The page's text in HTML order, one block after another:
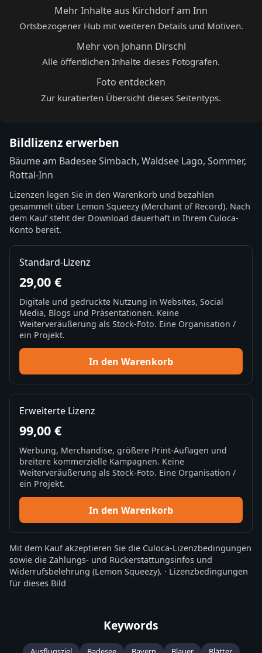
Mehr Inhalte aus Kirchdorf am Inn
Ortsbezogener Hub mit weiteren Details und Motiven.
Mehr von Johann Dirschl
Alle öffentlichen Inhalte dieses Fotografen.
Foto entdecken
Zur kuratierten Übersicht dieses Seitentyps.
Bildlizenz erwerben
Bäume am Badesee Simbach, Waldsee Lago, Sommer,
Rottal-Inn
Lizenzen legen Sie in den Warenkorb und bezahlen
gesammelt über Lemon Squeezy (Merchant of Record). Nach
dem Kauf steht der Download dauerhaft in Ihrem Culoca-
Konto bereit.
Standard-Lizenz
29,00 €
Digitale und gedruckte Nutzung in Websites, Social
Media, Blogs und Präsentationen. Keine
Weiterveräußerung als Stock-Foto. Eine Organisation /
ein Projekt.
In den Warenkorb
Erweiterte Lizenz
99,00 €
Werbung, Merchandise, größere Print-Auflagen und
breitere kommerzielle Kampagnen. Keine
Weiterveräußerung als Stock-Foto. Eine Organisation /
ein Projekt.
In den Warenkorb
Mit dem Kauf akzeptieren Sie die Culoca-Lizenzbedingungen
sowie die Zahlungs- und Rückerstattungsinfos und
Widerrufsbelehrung (Lemon Squeezy). · Lizenzbedingungen
für dieses Bild
Keywords